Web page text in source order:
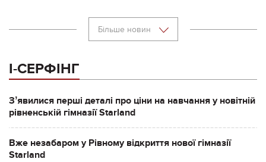
Більше новин
І-СЕРФІНГ
Зʼявилися перші деталі про ціни на навчання у новітній
рівненській гімназії Starland
Вже незабаром у Рівному відкриття нової гімназії
Starland